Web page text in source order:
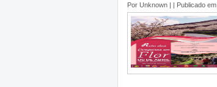
Por Unknown | | Publicado em